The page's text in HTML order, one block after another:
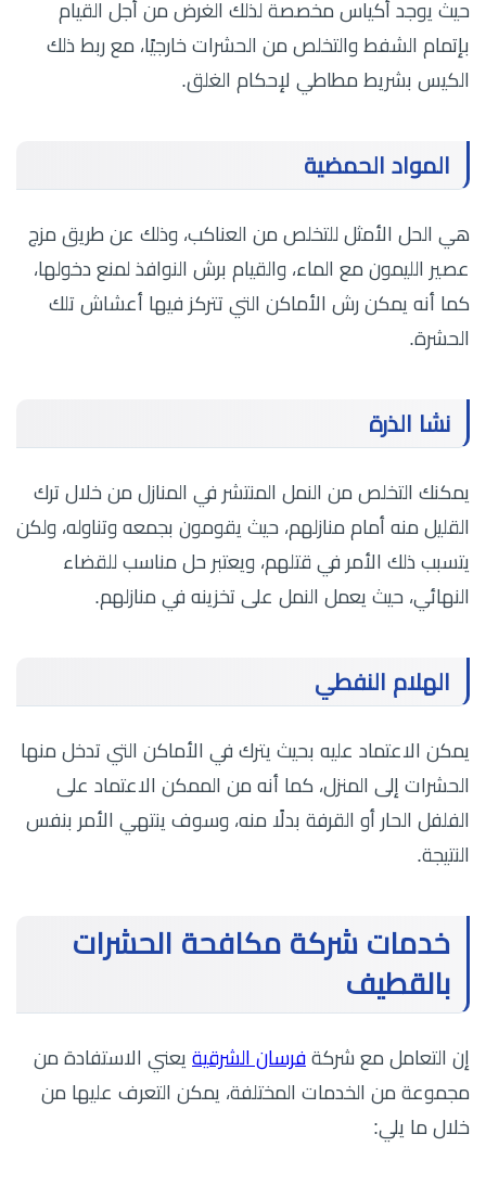
حيث يوجد أكياس مخصصة لذلك الغرض من أجل القيام
بإتمام الشفط والتخلص من الحشرات خارجيًا، مع ربط ذلك
الكيس بشريط مطاطي لإحكام الغلق.
المواد الحمضية
هي الحل الأمثل للتخلص من العناكب، وذلك عن طريق مزج
عصير الليمون مع الماء، والقيام برش النوافذ لمنع دخولها،
كما أنه يمكن رش الأماكن التي تتركز فيها أعشاش تلك
الحشرة.
نشا الذرة
يمكنك التخلص من النمل المنتشر في المنازل من خلال ترك
القليل منه أمام منازلهم، حيث يقومون بجمعه وتناوله، ولكن
يتسبب ذلك الأمر في قتلهم، ويعتبر حل مناسب للقضاء
النهائي، حيث يعمل النمل على تخزينه في منازلهم.
الهلام النفطي
يمكن الاعتماد عليه بحيث يترك في الأماكن التي تدخل منها
الحشرات إلى المنزل، كما أنه من الممكن الاعتماد على
الفلفل الحار أو القرفة بدلًا منه، وسوف ينتهي الأمر بنفس
النتيجة.
خدمات شركة مكافحة الحشرات
بالقطيف
إن التعامل مع شركة فرسان الشرقية يعني الاستفادة من
مجموعة من الخدمات المختلفة، يمكن التعرف عليها من
خلال ما يلي: